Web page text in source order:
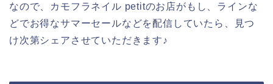
なので、カモフラネイル petitのお店がもし、ラインな
どでお得なサマーセールなどを配信していたら、見つ
け次第シェアさせていただきます♪